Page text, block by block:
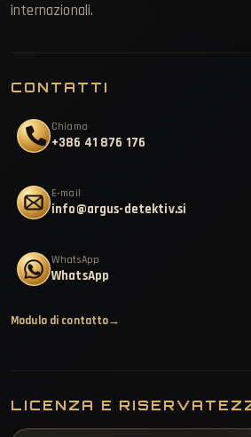
internazionali.
CONTATTI
Chiama
+386 41 876 176
E-mail
info@argus-detektiv.si
WhatsApp
WhatsApp
Modulo di contatto
LICENZA E